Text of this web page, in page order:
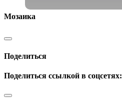
Мозаика
Поделиться
Поделиться ссылкой в соцсетях: